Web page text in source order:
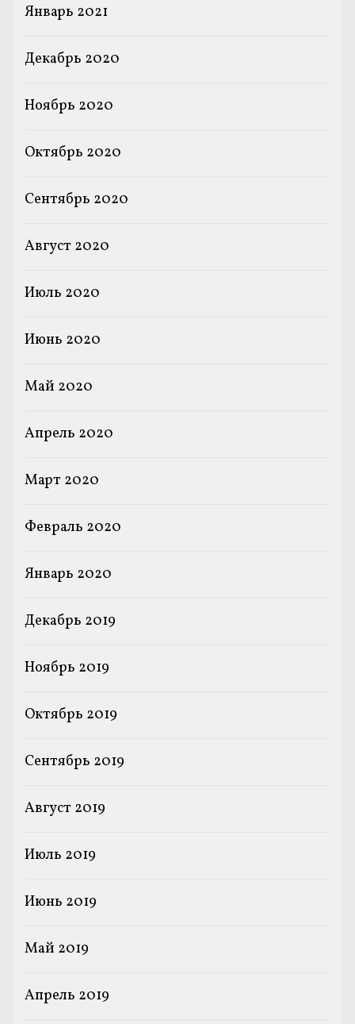
Январь 2021
Декабрь 2020
Ноябрь 2020
Октябрь 2020
Сентябрь 2020
Август 2020
Июль 2020
Июнь 2020
Май 2020
Апрель 2020
Март 2020
Февраль 2020
Январь 2020
Декабрь 2019
Ноябрь 2019
Октябрь 2019
Сентябрь 2019
Август 2019
Июль 2019
Июнь 2019
Май 2019
Апрель 2019